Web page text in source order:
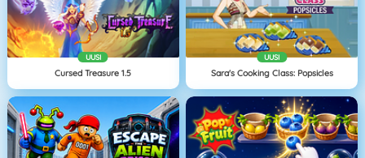
UUSI
Cursed Treasure 1.5
UUSI
Sara's Cooking Class: Popsicles